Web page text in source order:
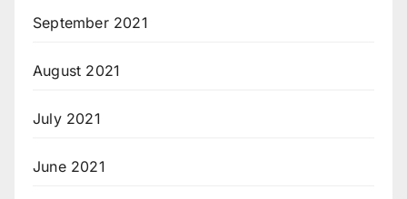
September 2021
August 2021
July 2021
June 2021